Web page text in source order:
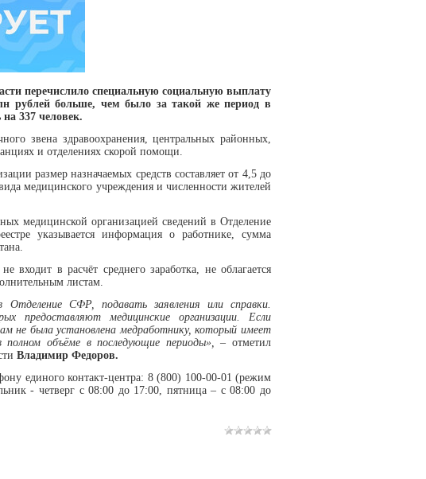
перечислило специальную социальную выплату
рублей больше, чем было за такой же период в
337 человек.
звена здравоохранения, центральных районных,
и отделениях скорой помощи.
размер назначаемых средств составляет от 4,5 до
медицинского учреждения и численности жителей
медицинской организацией сведений в Отделение
указывается информация о работнике, сумма
входит в расчёт среднего заработка, не облагается
листам.
СФР, подавать заявления или справки.
предоставляют медицинские организации. Если
не была установлена медработнику, который имеет
объёме в последующие периоды», – отметил
Владимир Федоров.
единого контакт-центра: 8 (800) 100-00-01 (режим
- четверг с 08:00 до 17:00, пятница – с 08:00 до